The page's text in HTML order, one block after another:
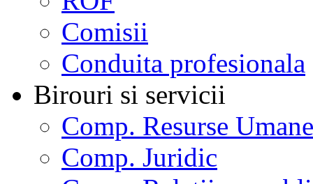
Comisii
Conduita profesionala
Birouri si servicii
Comp. Resurse Umane
Comp. Juridic